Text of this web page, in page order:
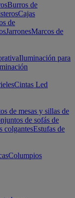
Burros de
Cajas
de
JarronesMarcos de
Iluminación para
Cintas Led
de mesas y sillas de
de sofás de
colgantesEstufas de
Columpios